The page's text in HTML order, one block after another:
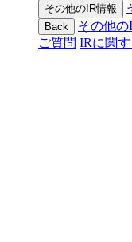
その他のIR情報
Back その他
ご質問 IRに関